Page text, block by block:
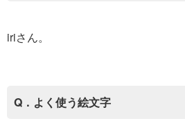
iriさん。
Q．よく使う絵文字